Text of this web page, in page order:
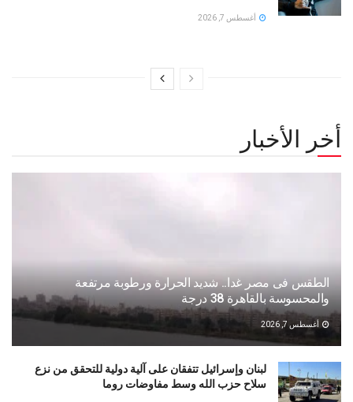
أغسطس 7, 2026
أخر الأخبار
الطقس فى مصر غدا.. شديد الحرارة ورطوبة مرتفعة
والمحسوسة بالقاهرة 38 درجة
أغسطس 7, 2026
لبنان وإسرائيل تتفقان على آلية دولية للتحقق من نزع
سلاح حزب الله وسط مفاوضات روما